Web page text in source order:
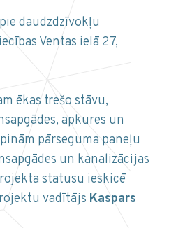
daudzdzīvokļu
Ventas ielā 27,
ēkas trešo stāvu,
apkures un
pārseguma paneļu
un kanalizācijas
statusu ieskicē
vadītājs Kaspars